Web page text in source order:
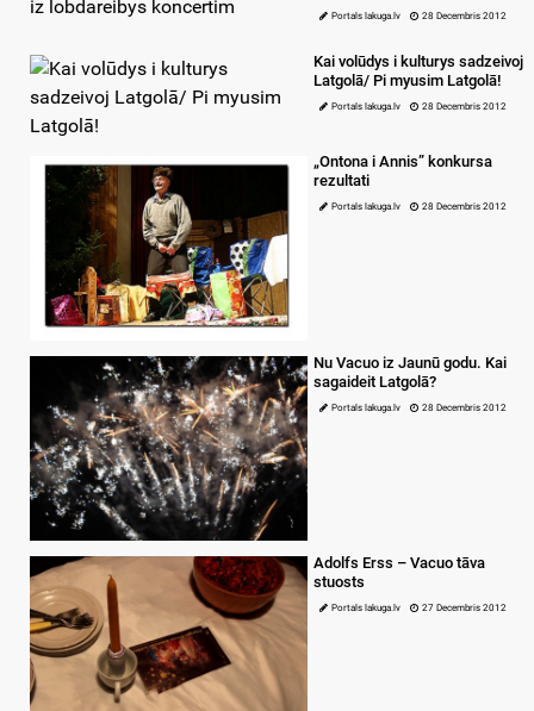
Portals lakuga.lv 28 Decembris 2012
Kai volūdys i kulturys sadzeivoj
Latgolā/ Pi myusim Latgolā!
Portals lakuga.lv 28 Decembris 2012
„Ontona i Annis” konkursa
rezultati
Portals lakuga.lv 28 Decembris 2012
Nu Vacuo iz Jaunū godu. Kai
sagaideit Latgolā?
Portals lakuga.lv 28 Decembris 2012
Adolfs Erss – Vacuo tāva
stuosts
Portals lakuga.lv 27 Decembris 2012